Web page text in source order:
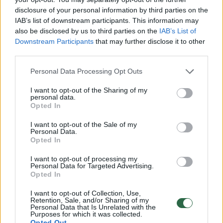
disclosure of your personal information by third parties on the
IAB’s list of downstream participants. This information may
also be disclosed by us to third parties on the IAB’s List of
Downstream Participants that may further disclose it to other
Personal Data Processing Opt Outs
I want to opt-out of the Sharing of my
personal data.
Opted In
I want to opt-out of the Sale of my
Personal Data.
Opted In
I want to opt-out of processing my
Personal Data for Targeted Advertising.
Opted In
I want to opt-out of Collection, Use,
Retention, Sale, and/or Sharing of my
Personal Data that Is Unrelated with the
Purposes for which it was collected.
Daugiau nuotraukų (5)
mach.tv nuotr.
Pasak M. Drobiazko gynėjos teisininkės
Sandra Ponelienės, jos ginamosios pozicija
prezidento Gitano Nausėdos dekretas, kuriuo
iš jos atimta Lietuvos pilietybė, yra
nemotyvuotas, nepagrįstas.